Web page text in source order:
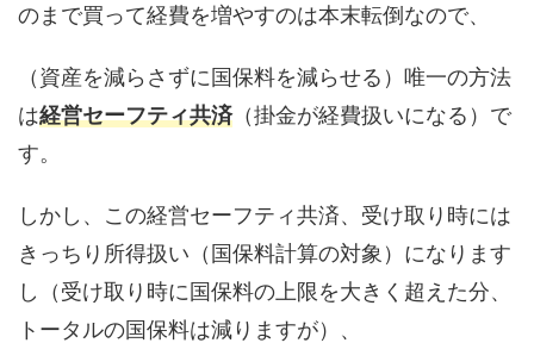
のまで買って経費を増やすのは本末転倒なので、
（資産を減らさずに国保料を減らせる）唯一の方法
は経営セーフティ共済（掛金が経費扱いになる）で
す。
しかし、この経営セーフティ共済、受け取り時には
きっちり所得扱い（国保料計算の対象）になります
し（受け取り時に国保料の上限を大きく超えた分、
トータルの国保料は減りますが）、